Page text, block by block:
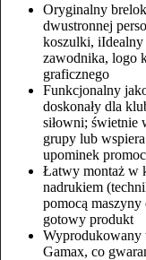
Oryginalny
dwustronnej
koszulki, iIdealny
zawodnika, logo
graficznego
Funkcjonalny
doskonały dla
siłowni; świetnie
grupy lub
upominek
Łatwy montaż w
nadrukiem
pomocą maszyny
gotowy produkt
Wyprodukowany
Gamax, co